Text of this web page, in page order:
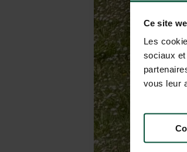
Ce site
Les
sociaux
vous leur